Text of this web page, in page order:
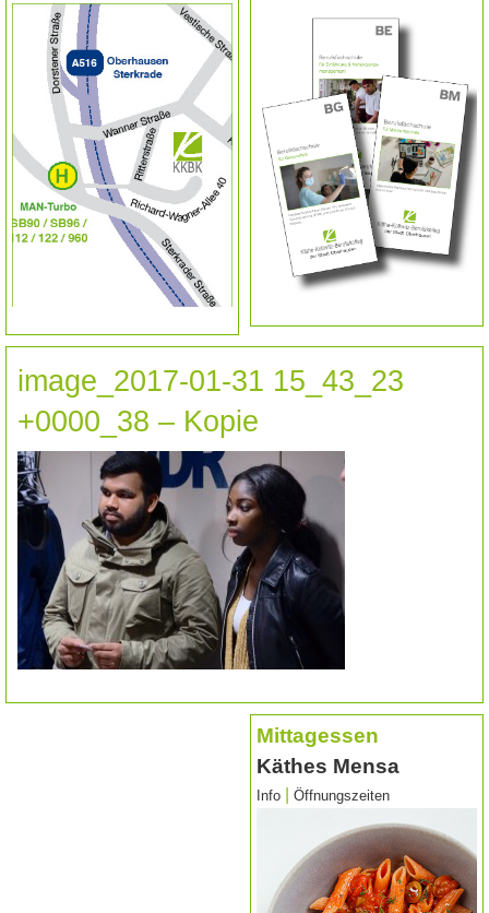
image_2017-01-31 15_43_23
+0000_38 – Kopie
Mittagessen
Käthes Mensa
Info Öffnungszeiten